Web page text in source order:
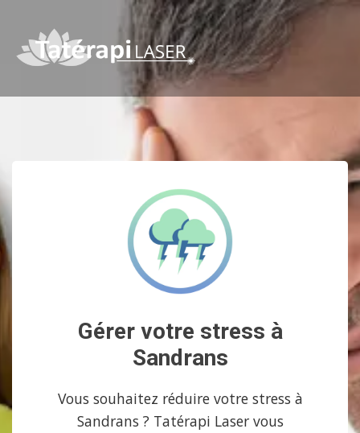
Gérer votre stress à
Sandrans
Vous souhaitez réduire votre stress à
Sandrans ? Tatérapi Laser vous